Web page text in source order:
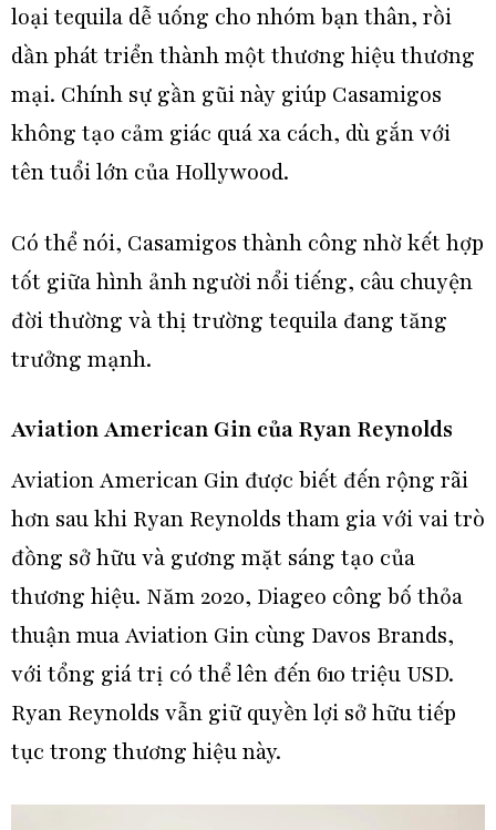
loại tequila dễ uống cho nhóm bạn thân, rồi
dần phát triển thành một thương hiệu thương
mại. Chính sự gần gũi này giúp Casamigos
không tạo cảm giác quá xa cách, dù gắn với
tên tuổi lớn của Hollywood.
Có thể nói, Casamigos thành công nhờ kết hợp
tốt giữa hình ảnh người nổi tiếng, câu chuyện
đời thường và thị trường tequila đang tăng
trưởng mạnh.
Aviation American Gin của Ryan Reynolds
Aviation American Gin được biết đến rộng rãi
hơn sau khi Ryan Reynolds tham gia với vai trò
đồng sở hữu và gương mặt sáng tạo của
thương hiệu. Năm 2020, Diageo công bố thỏa
thuận mua Aviation Gin cùng Davos Brands,
với tổng giá trị có thể lên đến 610 triệu USD.
Ryan Reynolds vẫn giữ quyền lợi sở hữu tiếp
tục trong thương hiệu này.